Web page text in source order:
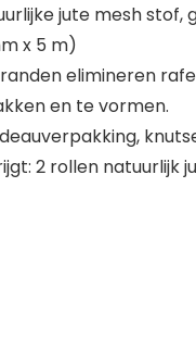
jute mesh stof,
x 5 m)
elimineren
en te vormen.
2 rollen natuurlijk